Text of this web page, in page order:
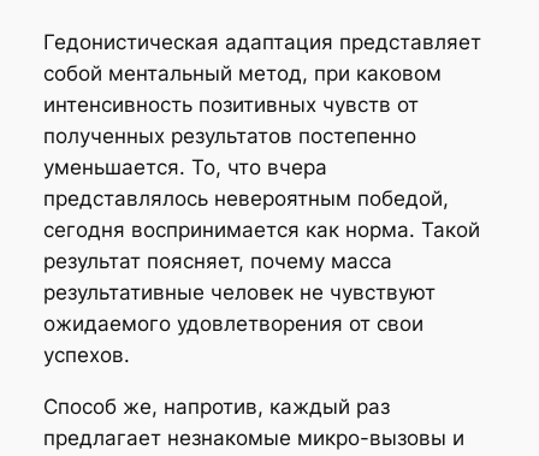
Гедонистическая адаптация представляет
собой ментальный метод, при каковом
интенсивность позитивных чувств от
полученных результатов постепенно
уменьшается. То, что вчера
представлялось невероятным победой,
сегодня воспринимается как норма. Такой
результат поясняет, почему масса
результативные человек не чувствуют
ожидаемого удовлетворения от свои
успехов.
Способ же, напротив, каждый раз
предлагает незнакомые микро-вызовы и